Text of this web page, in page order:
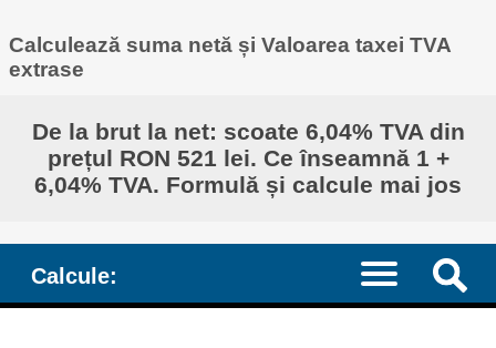
Calculează suma netă și Valoarea taxei TVA
extrase
De la brut la net: scoate 6,04% TVA din
prețul RON 521 lei. Ce înseamnă 1 +
6,04% TVA. Formulă și calcule mai jos
Calcule: